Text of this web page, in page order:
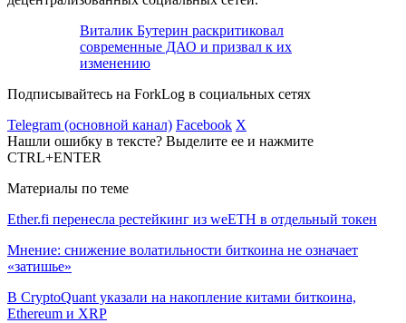
Виталик Бутерин раскритиковал
современные ДАО и призвал к их
изменению
Подписывайтесь на ForkLog в социальных сетях
Telegram (основной канал) Facebook X
Нашли ошибку в тексте? Выделите ее и нажмите
CTRL+ENTER
Материалы по теме
Ether.fi перенесла рестейкинг из weETH в отдельный токен
Мнение: снижение волатильности биткоина не означает
«затишье»
В CryptoQuant указали на накопление китами биткоина,
Ethereum и XRP